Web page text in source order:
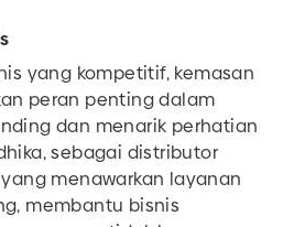
yang kompetitif, kemasan
peran penting dalam
dan menarik perhatian
sebagai distributor
menawarkan layanan
membantu bisnis